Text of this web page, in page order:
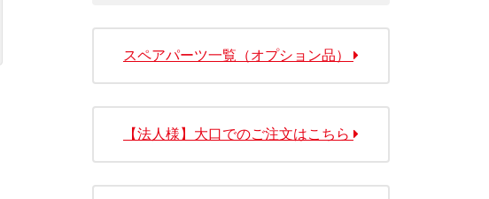
スペアパーツ一覧（オプション品）
【法人様】大口でのご注文はこちら